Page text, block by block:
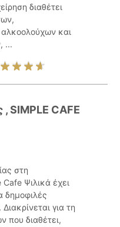
διαθέτει
και
...
SIMPLE CAFE
στη
Ψιλικά έχει
δημοφιλές
για τη
που διαθέτει,